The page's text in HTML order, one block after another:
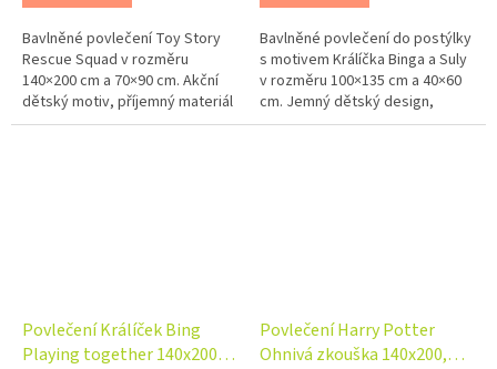
Bavlněné povlečení Toy Story
Rescue Squad v rozměru
140×200 cm a 70×90 cm. Akční
dětský motiv, příjemný materiál
a zapínání na zip zajistí pohodlný
Bavlněné povlečení do postýlky
s motivem Králíčka Binga a Suly
v rozměru 100×135 cm a 40×60
cm. Jemný dětský design,
příjemný materiál a zapínání na
Povlečení Králíček Bing
Playing together 140x200,
Povlečení Harry Potter
Ohnivá zkouška 140x200,